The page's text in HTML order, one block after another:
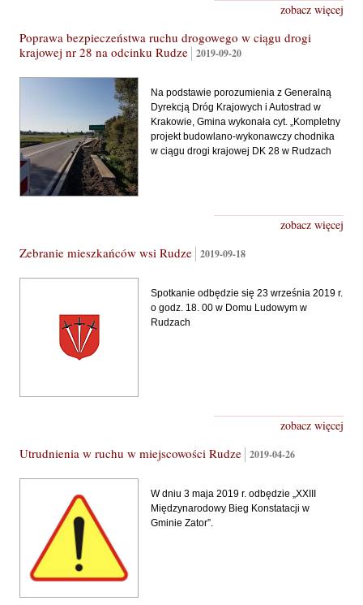
zobacz więcej
Poprawa bezpieczeństwa ruchu drogowego w ciągu drogi
krajowej nr 28 na odcinku Rudze
2019-09-20
Na podstawie porozumienia z Generalną
Dyrekcją Dróg Krajowych i Autostrad w
Krakowie, Gmina wykonała cyt. „Kompletny
projekt budowlano-wykonawczy chodnika
w ciągu drogi krajowej DK 28 w Rudzach
zobacz więcej
Zebranie mieszkańców wsi Rudze 2019-09-18
Spotkanie odbędzie się 23 września 2019 r.
o godz. 18. 00 w Domu Ludowym w
Rudzach
zobacz więcej
Utrudnienia w ruchu w miejscowości Rudze 2019-04-26
W dniu 3 maja 2019 r. odbędzie „XXIII
Międzynarodowy Bieg Konstatacji w
Gminie Zator”.